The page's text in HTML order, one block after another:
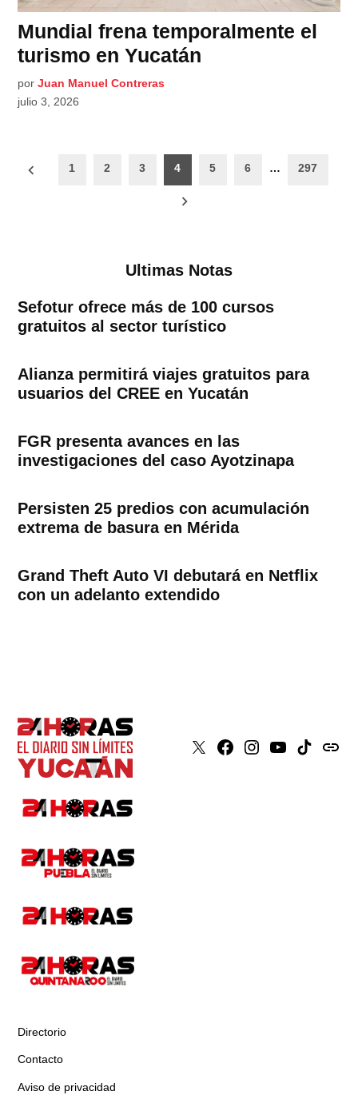
Mundial frena temporalmente el
turismo en Yucatán
por Juan Manuel Contreras
julio 3, 2026
Paginación
1 2 3 4 5 6 … 297
Ultimas Notas
Sefotur ofrece más de 100 cursos
gratuitos al sector turístico
Alianza permitirá viajes gratuitos para
usuarios del CREE en Yucatán
FGR presenta avances en las
investigaciones del caso Ayotzinapa
Persisten 25 predios con acumulación
extrema de basura en Mérida
Grand Theft Auto VI debutará en Netflix
con un adelanto extendido
X Faceboook
Instagram
YoutubeTiktokissuu
Directorio
Contacto
Aviso de privacidad